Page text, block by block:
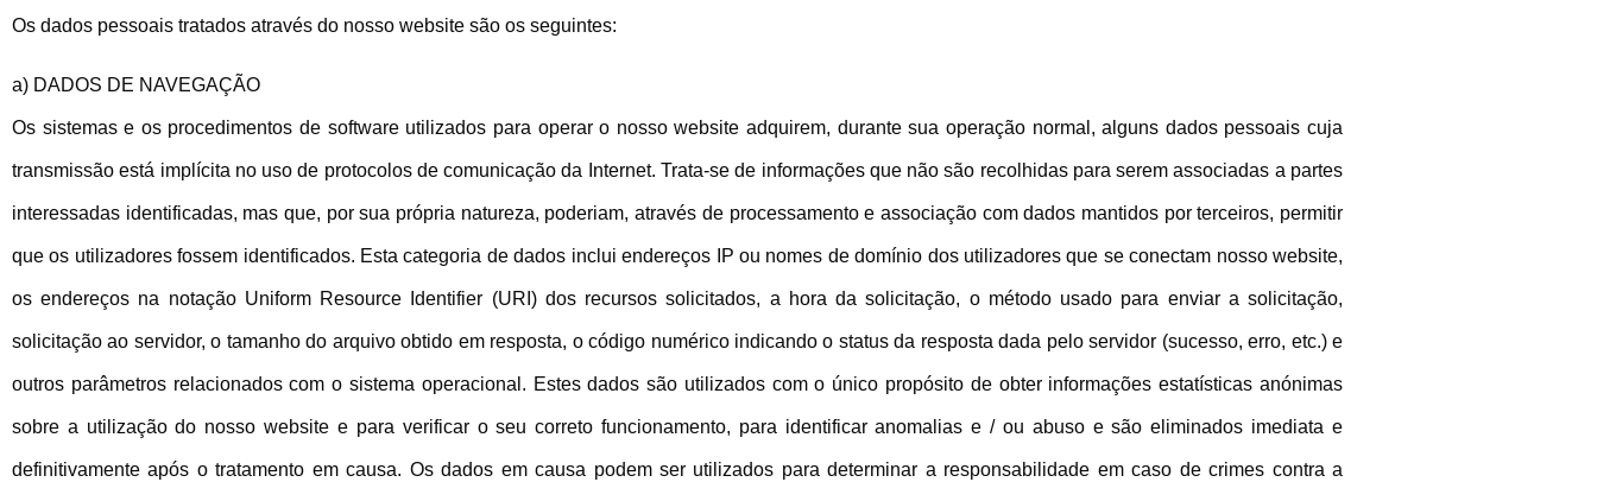
Os dados pessoais tratados através do nosso website são os seguintes:
a) DADOS DE NAVEGAÇÃO
Os sistemas e os procedimentos de software utilizados para operar o nosso website adquirem, durante sua operação normal, alguns dados pessoais cuja
transmissão está implícita no uso de protocolos de comunicação da Internet. Trata-se de informações que não são recolhidas para serem associadas a partes
interessadas identificadas, mas que, por sua própria natureza, poderiam, através de processamento e associação com dados mantidos por terceiros, permitir
que os utilizadores fossem identificados. Esta categoria de dados inclui endereços IP ou nomes de domínio dos utilizadores que se conectam nosso website,
os endereços na notação Uniform Resource Identifier (URI) dos recursos solicitados, a hora da solicitação, o método usado para enviar a solicitação,
solicitação ao servidor, o tamanho do arquivo obtido em resposta, o código numérico indicando o status da resposta dada pelo servidor (sucesso, erro, etc.) e
outros parâmetros relacionados com o sistema operacional. Estes dados são utilizados com o único propósito de obter informações estatísticas anónimas
sobre a utilização do nosso website e para verificar o seu correto funcionamento, para identificar anomalias e / ou abuso e são eliminados imediata e
definitivamente após o tratamento em causa. Os dados em causa podem ser utilizados para determinar a responsabilidade em caso de crimes contra a